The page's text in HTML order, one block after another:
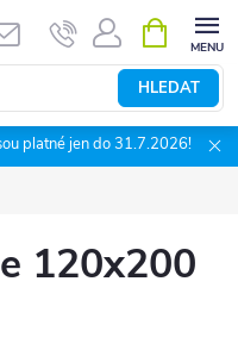
HLEDAT
NÁKUPNÍ
KOŠÍK
platné jen do 31.7.2026!
120x200